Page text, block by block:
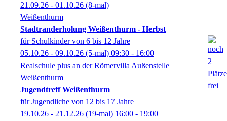
21.09.26 - 01.10.26 (8-mal)
Weißenthurm
Stadtranderholung Weißenthurm - Herbst
für Schulkinder von 6 bis 12 Jahre
05.10.26 - 09.10.26 (5-mal) 09:30 - 16:00
Realschule plus an der Römervilla Außenstelle
Weißenthurm
Jugendtreff Weißenthurm
für Jugendliche von 12 bis 17 Jahre
19.10.26 - 21.12.26 (19-mal) 16:00 - 19:00